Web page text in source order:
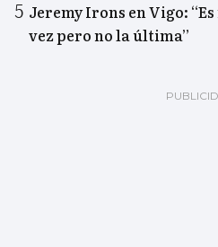
Jeremy Irons en Vigo:
vez pero no la última”